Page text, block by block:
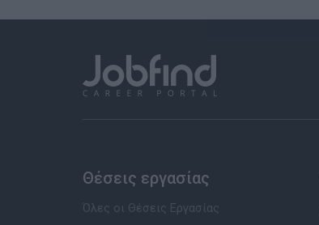
Θέσεις εργασίας
Όλες οι Θέσεις Εργασίας